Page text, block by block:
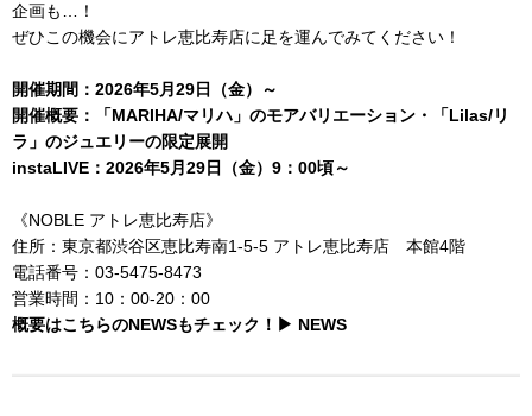
企画も…！
ぜひこの機会にアトレ恵比寿店に足を運んでみてください！
開催期間：2026年5月29日（金）～
開催概要：「MARIHA/マリハ」のモアバリエーション・「Lilas/リ
ラ」のジュエリーの限定展開
instaLIVE：2026年5月29日（金）9：00頃～
《NOBLE アトレ恵比寿店》
住所：東京都渋谷区恵比寿南1-5-5 アトレ恵比寿店 本館4階
電話番号： 03-5475-8473
営業時間：10：00-20：00
概要はこちらのNEWSもチェック！▶ NEWS